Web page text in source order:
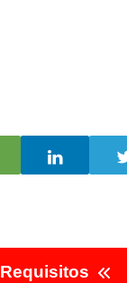
Requisitos